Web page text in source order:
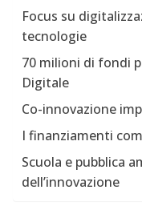
Focus su
tecnologie
70 milioni di fondi
Digitale
Co-innovazione
I finanziamenti
Scuola e pubblica
dell’innovazione